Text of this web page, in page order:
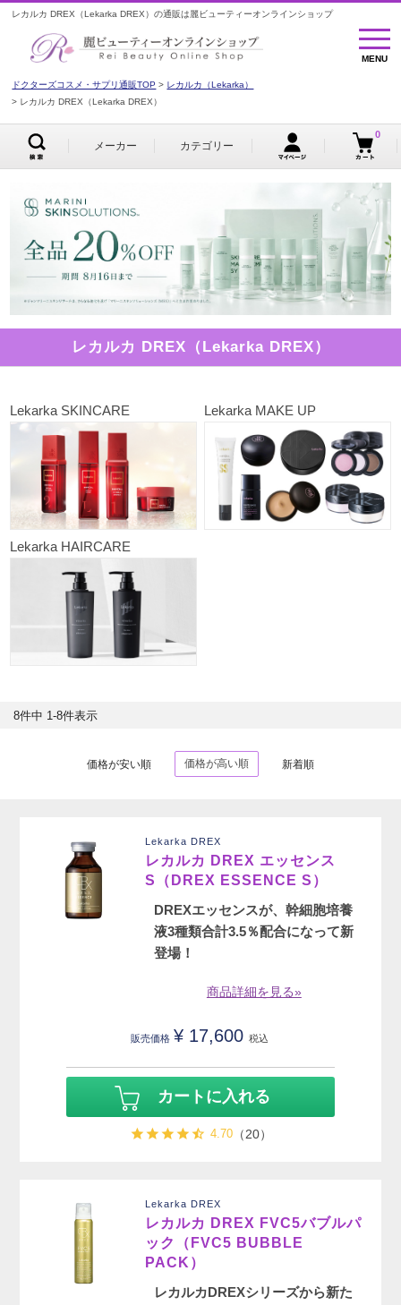
レカルカ DREX（Lekarka DREX）の通販は麗ビューティーオンラインショップ
MENU
MENU
ドクターズコスメ・サプリ通販TOP
レカルカ（Lekarka）
レカルカ DREX（Lekarka DREX）
メーカー カテゴリー
0
レカルカ DREX（Lekarka DREX）
Lekarka SKINCARE Lekarka MAKE UP
Lekarka HAIRCARE
価格が安い順 価格が高い順 新着順
8件中 1-8件表示
Lekarka DREX
レカルカ DREX エッセンス
S（DREX ESSENCE S）
DREXエッセンスが、幹細胞培養
液3種類合計3.5％配合になって新
登場！
商品詳細を見る»
販売価格 ¥ 17,600 税込
カートに入れる
4.70（20）
Lekarka DREX
レカルカ DREX FVC5バブルパ
ック（FVC5 BUBBLE
PACK）
レカルカDREXシリーズから新た